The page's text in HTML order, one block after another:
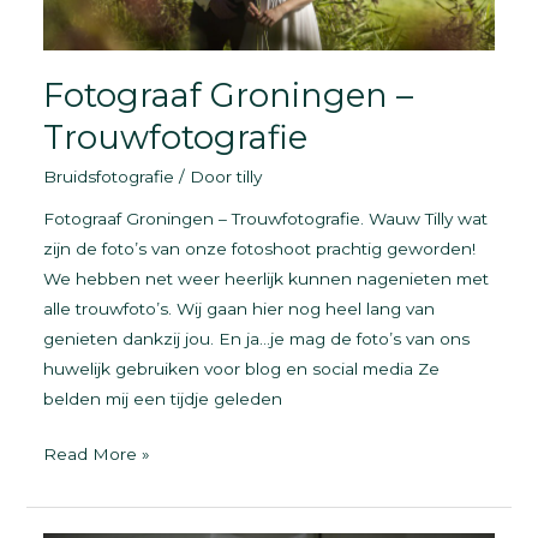
Fotograaf Groningen –
Trouwfotografie
Bruidsfotografie / Doortilly
Fotograaf Groningen – Trouwfotografie. Wauw Tilly wat
zijn de foto’s van onze fotoshoot prachtig geworden!
We hebben net weer heerlijk kunnen nagenieten met
alle trouwfoto’s. Wij gaan hier nog heel lang van
genieten dankzij jou. En ja…je mag de foto’s van ons
huwelijk gebruiken voor blog en social media Ze
belden mij een tijdje geleden
Fotograaf
–
Read More »